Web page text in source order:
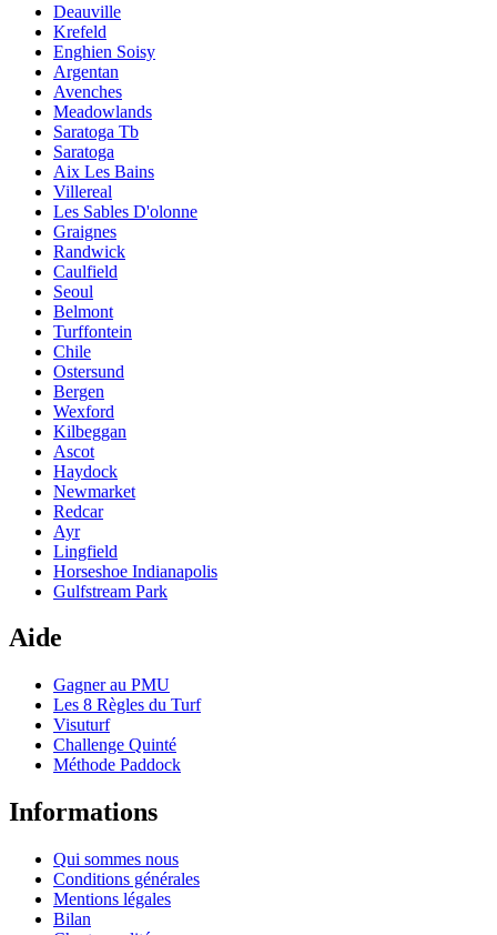
Deauville
Krefeld
Enghien Soisy
Argentan
Avenches
Meadowlands
Saratoga Tb
Saratoga
Aix Les Bains
Villereal
Les Sables D'olonne
Graignes
Randwick
Caulfield
Seoul
Belmont
Turffontein
Chile
Ostersund
Bergen
Wexford
Kilbeggan
Ascot
Haydock
Newmarket
Redcar
Ayr
Lingfield
Horseshoe Indianapolis
Gulfstream Park
Aide
Gagner au PMU
Les 8 Règles du Turf
Visuturf
Challenge Quinté
Méthode Paddock
Informations
Qui sommes nous
Conditions générales
Mentions légales
Bilan